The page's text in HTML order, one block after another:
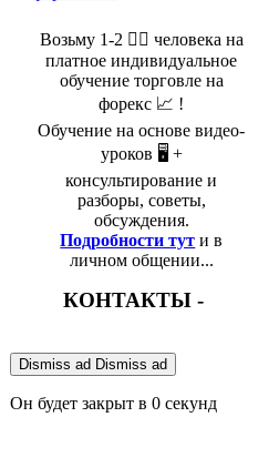
Возьму 1-2 🤵‍♂️ человека на
платное индивидуальное
обучение торговле на
форекс 📈 !
Обучение на основе видео-
уроков 🖥️ +
консультирование и
разборы, советы,
обсуждения.
Подробности тут и в
личном общении...
КОНТАКТЫ -
Dismiss ad Dismiss ad
Он будет закрыт в 0 секунд